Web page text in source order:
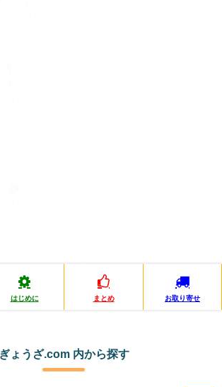
はじめに まとめ お取り寄せ
ぎょうざ.com 内から探す